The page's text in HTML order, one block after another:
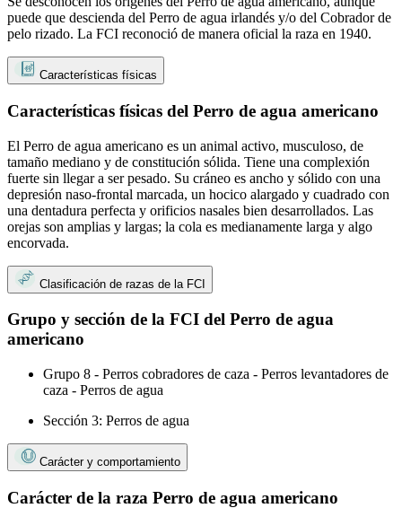
puede que descienda del Perro de agua irlandés y/o del Cobrador de
pelo rizado. La FCI reconoció de manera oficial la raza en 1940.
Características físicas
Características físicas del Perro de agua americano
El Perro de agua americano es un animal activo, musculoso, de
tamaño mediano y de constitución sólida. Tiene una complexión
fuerte sin llegar a ser pesado. Su cráneo es ancho y sólido con una
depresión naso-frontal marcada, un hocico alargado y cuadrado con
una dentadura perfecta y orificios nasales bien desarrollados. Las
orejas son amplias y largas; la cola es medianamente larga y algo
encorvada.
Clasificación de razas de la FCI
Grupo y sección de la FCI del Perro de agua
americano
Grupo 8 - Perros cobradores de caza - Perros levantadores de
caza - Perros de agua
Sección 3: Perros de agua
Carácter y comportamiento
Carácter de la raza Perro de agua americano